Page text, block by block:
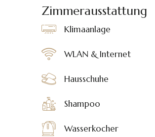
Zimmerausstattung
Klimaanlage
WLAN & Internet
Hausschuhe
Shampoo
Wasserkocher